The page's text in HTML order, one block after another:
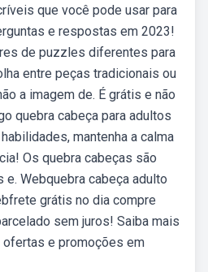
que você pode usar para
e respostas em 2023!
de puzzles diferentes para
entre peças tradicionais ou
a imagem de. É grátis e não
quebra cabeça para adultos
mantenha a calma
Os quebra cabeças são
Webquebra cabeça adulto
grátis no dia compre
sem juros! Saiba mais
e promoções em